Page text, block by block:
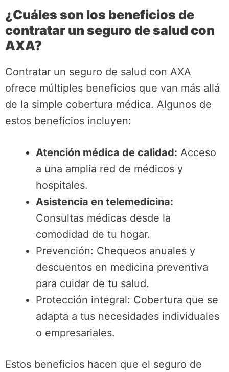
¿Cuáles son los beneficios de
contratar un seguro de salud con
AXA?
Contratar un seguro de salud con AXA
ofrece múltiples beneficios que van más allá
de la simple cobertura médica. Algunos de
estos beneficios incluyen:
Atención médica de calidad: Acceso
a una amplia red de médicos y
hospitales.
Asistencia en telemedicina:
Consultas médicas desde la
comodidad de tu hogar.
Prevención: Chequeos anuales y
descuentos en medicina preventiva
para cuidar de tu salud.
Protección integral: Cobertura que se
adapta a tus necesidades individuales
o empresariales.
Estos beneficios hacen que el seguro de